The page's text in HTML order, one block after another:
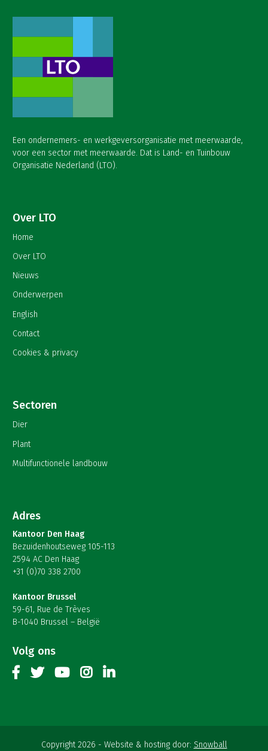
Een ondernemers- en werkgeversorganisatie met meerwaarde,
voor een sector met meerwaarde. Dat is Land- en Tuinbouw
Organisatie Nederland (LTO).
Over LTO
Home
Over LTO
Nieuws
Onderwerpen
English
Contact
Cookies & privacy
Sectoren
Dier
Plant
Multifunctionele landbouw
Adres
Kantoor Den Haag
Bezuidenhoutseweg 105-113
2594 AC Den Haag
+31 (0)70 338 2700
Kantoor Brussel
59-61, Rue de Trèves
B-1040 Brussel – België
Volg ons
Copyright 2026 Website & hosting door: Snowball